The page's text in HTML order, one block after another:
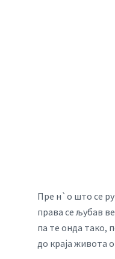
Пре н`о што се
права се љубав
па те онда тако,
до краја живота